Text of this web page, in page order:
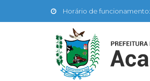
Horário de funcionamento: